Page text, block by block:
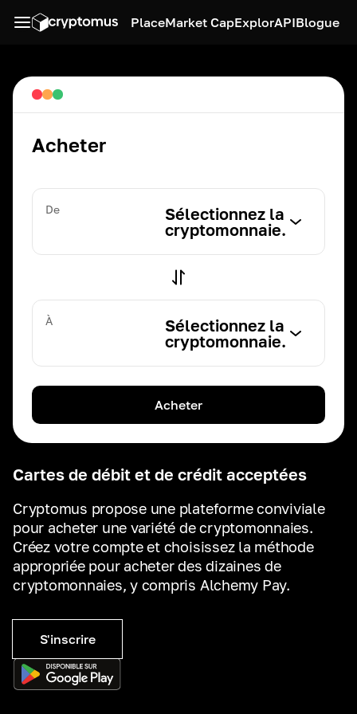
PlaceMarket CapExplorAPIBlogue
Cartes de débit et de crédit acceptées
Cryptomus propose une plateforme conviviale
pour acheter une variété de cryptomonnaies.
Créez votre compte et choisissez la méthode
appropriée pour acheter des dizaines de
cryptomonnaies, y compris Alchemy Pay.
S'inscrire
Acheter
De
Sélectionnez la
cryptomonnaie.
À
Sélectionnez la
cryptomonnaie.
Acheter